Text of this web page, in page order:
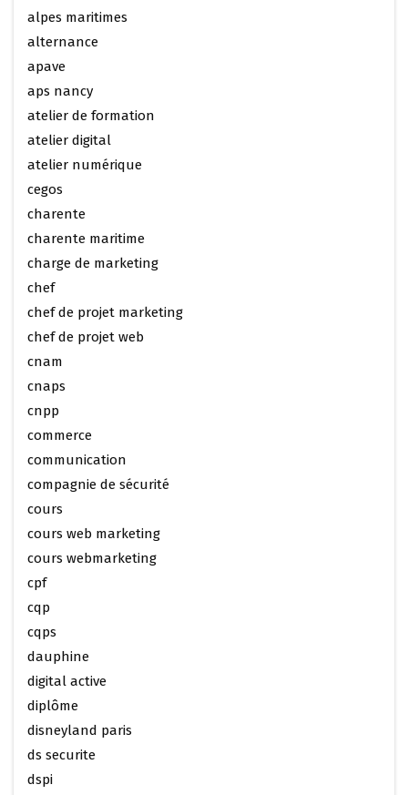
alpes maritimes
alternance
apave
aps nancy
atelier de formation
atelier digital
atelier numérique
cegos
charente
charente maritime
charge de marketing
chef
chef de projet marketing
chef de projet web
cnam
cnaps
cnpp
commerce
communication
compagnie de sécurité
cours
cours web marketing
cours webmarketing
cpf
cqp
cqps
dauphine
digital active
diplôme
disneyland paris
ds securite
dspi